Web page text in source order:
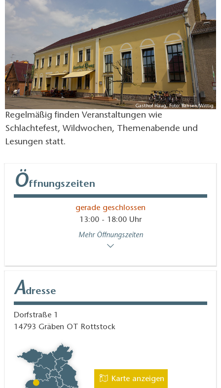
Gasthof Haug, Foto: Bansen/Wittig
Regelmäßig finden Veranstaltungen wie
Schlachtefest, Wildwochen, Themenabende und
Lesungen statt.
Öffnungszeiten
gerade geschlossen
13:00 - 18:00 Uhr
Mehr Öffnungszeiten
Adresse
Dorfstraße 1
14793 Gräben OT Rottstock
Karte anzeigen